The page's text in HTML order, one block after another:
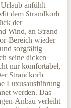
anfühlt
dem Strandkorb
der
Wind, an Strand
Bereich wieder
sorgfältig
seine dicken
nur komfortabel,
Strandkorb
Luxusausführung
werden. Das
Anbau verleiht